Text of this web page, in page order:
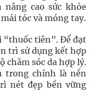
cao sức khỏe
tóc và móng tay.
“thuốc tiên”. Để đạt
trì sử dụng kết hợp
chăm sóc da hợp lý.
trong chính là nền
nét đẹp bền vững